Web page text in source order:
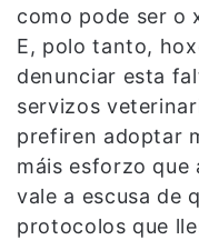
como pode ser o
E, polo tanto,
denunciar esta
servizos
prefiren adoptar
máis esforzo que
vale a escusa de
protocolos que